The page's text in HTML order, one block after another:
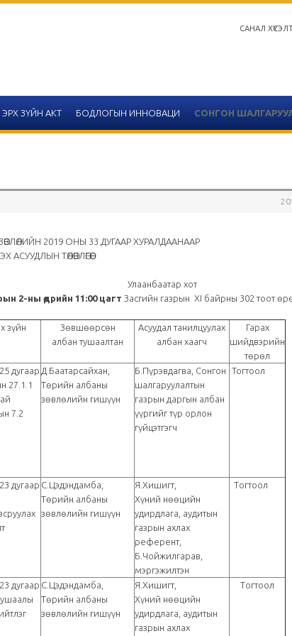
САНАЛ
ЭРХ ЗҮЙН АКТ БОДЛОГЫН ИННОВАЦИ СОНГОН
2019 ОНЫ 33 ДУГААР ХУРАЛДААНААР
АСУУДЛЫН ТӨЛӨВЛӨГӨӨ
хот
2-ны өдрийн 11:00 цагт Засгийн газрын XI байрны 302 тоот
зүйн
Зөвшөөрсөн
албан тушаалтан
Асуудал танилцуулах
албан хаагч
Гарах
шийдвэрийн
төрөл
дугаар
27.1.1
7.2
Д.Баатарсайхан,
Төрийн албаны
зөвлөлийн гишүүн
Б.Пүрэвдагва, Сонгон
шалгаруулалтын
газрын даргын албан
үүргийг түр орлон
гүйцэтгэгч
Тогтоол
дугаар С.Цэдэндамба,
Төрийн албаны
зөвлөлийн гишүүн
Я.Хишигт,
Хүний нөөцийн
удирдлага, аудитын
газрын ахлах
референт,
Б.Чойжилгарав,
мэргэжилтэн
Tогтоол
дугаар С.Цэдэндамба,
Төрийн албаны
зөвлөлийн гишүүн
Я.Хишигт,
Хүний нөөцийн
удирдлага, аудитын
газрын ахлах
Tогтоол
тайлангийн хүснэгтийн
Улаанбаатар